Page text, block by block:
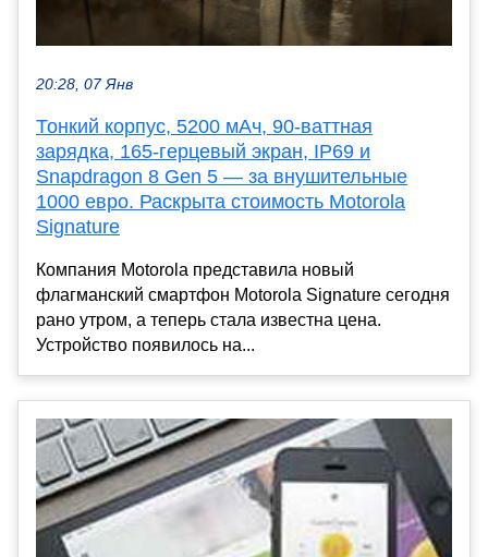
20:28, 07 Янв
Тонкий корпус, 5200 мАч, 90-ваттная
зарядка, 165-герцевый экран, IP69 и
Snapdragon 8 Gen 5 — за внушительные
1000 евро. Раскрыта стоимость Motorola
Signature
Компания Motorola представила новый
флагманский смартфон Motorola Signature сегодня
рано утром, а теперь стала известна цена.
Устройство появилось на...